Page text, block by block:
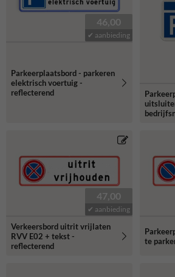
46,00
✔ aanbieding
Parkeerplaatsbord - parkeren
elektrisch voertuig -
reflecterend
47,00
✔ aanbieding
Verkeersbord uitrit vrijlaten
RVV E02 + tekst -
reflecterend
te